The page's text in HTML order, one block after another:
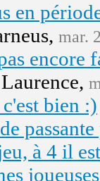
en
mar.
encore
bien :)
à 4 il